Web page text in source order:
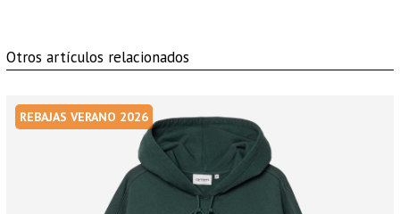
Otros artículos relacionados
REBAJAS VERANO 2026